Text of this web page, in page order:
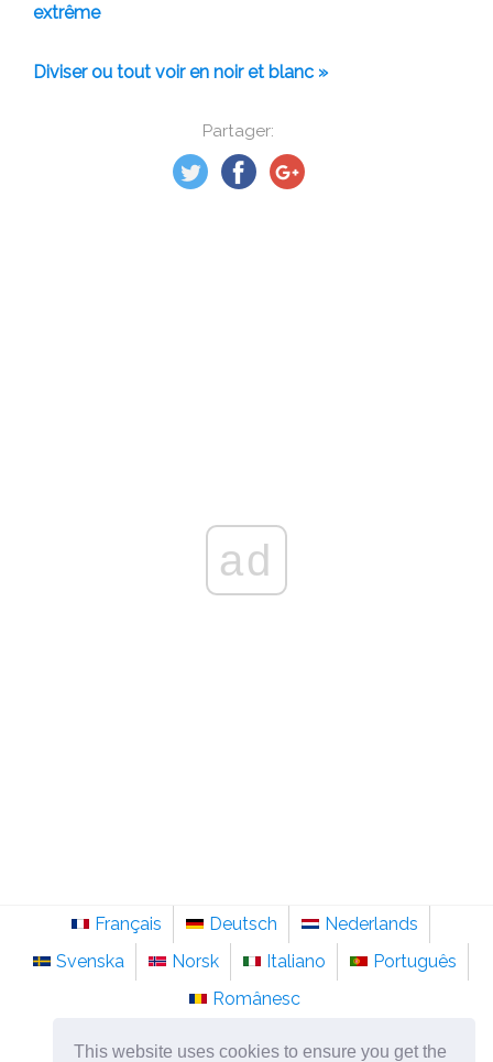
This website uses cookies to ensure you get the
Partager:
extrême
Diviser ou tout voir en noir et blanc »
ad
Français Deutsch
Nederlands
Svenska
Norsk Italiano
Português
Românesc
©2026sainte-anastasie.org